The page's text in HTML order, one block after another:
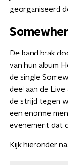
georganiseerd
De band brak
van hun album
de single
deel aan de
de strijd tegen
een enorme
evenement dat
Kijk hieronder